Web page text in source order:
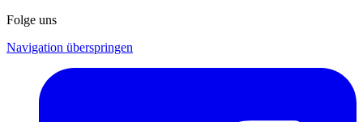
Folge uns
Navigation überspringen